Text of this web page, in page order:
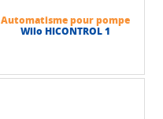
Automatisme pour pompe
Wilo HICONTROL 1